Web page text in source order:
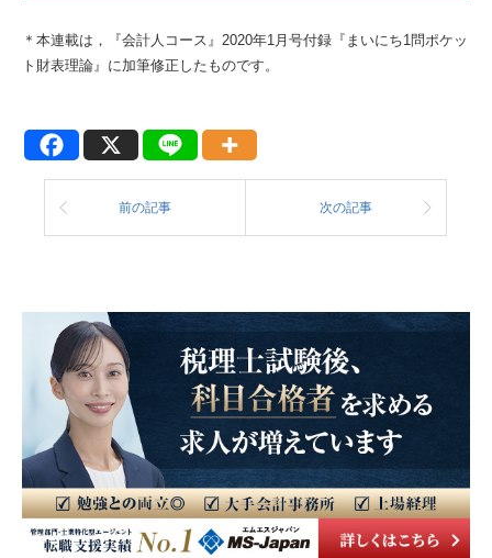
＊本連載は，『会計人コース』2020年1月号付録『まいにち1問ポケッ
ト財表理論』に加筆修正したものです。
前の記事 次の記事